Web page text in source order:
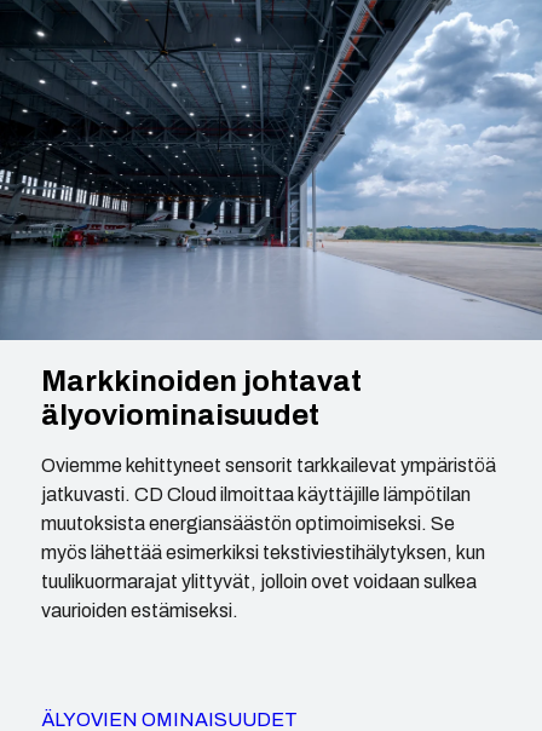
Markkinoiden johtavat
älyoviominaisuudet
Oviemme kehittyneet sensorit tarkkailevat ympäristöä
jatkuvasti. CD Cloud ilmoittaa käyttäjille lämpötilan
muutoksista energiansäästön optimoimiseksi. Se
myös lähettää esimerkiksi tekstiviestihälytyksen, kun
tuulikuormarajat ylittyvät, jolloin ovet voidaan sulkea
vaurioiden estämiseksi.
ÄLYOVIEN OMINAISUUDET